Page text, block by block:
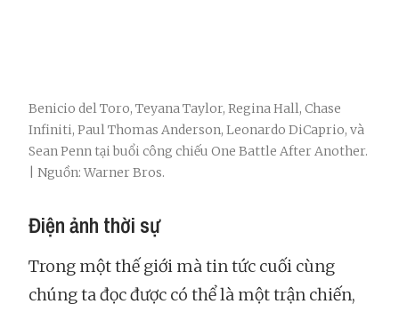
Benicio del Toro, Teyana Taylor, Regina Hall, Chase
Infiniti, Paul Thomas Anderson, Leonardo DiCaprio, và
Sean Penn tại buổi công chiếu One Battle After Another.
| Nguồn: Warner Bros.
Điện ảnh thời sự
Trong một thế giới mà tin tức cuối cùng
chúng ta đọc được có thể là một trận chiến,